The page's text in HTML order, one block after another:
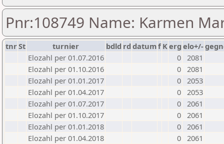
Pnr:108749 Name: Karmen
tnrSt turnier bdld rd datumf Kerg elo+/-
Elozahl per 01.07.2016
0 2081
Elozahl per 01.10.2016
0 2081
Elozahl per 01.01.2017
0 2053
Elozahl per 01.04.2017
0 2053
Elozahl per 01.07.2017
0 2061
Elozahl per 01.10.2017
0 2061
Elozahl per 01.01.2018
0 2061
Elozahl per 01.04.2018
0 2061